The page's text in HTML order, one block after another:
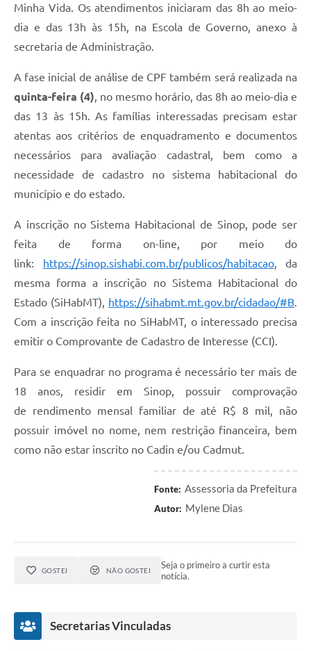
Minha Vida. Os atendimentos iniciaram das 8h ao meio-
dia e das 13h às 15h, na Escola de Governo, anexo à
secretaria de Administração.
A fase inicial de análise de CPF também será realizada na
quinta-feira (4), no mesmo horário, das 8h ao meio-dia e
das 13 às 15h. As famílias interessadas precisam estar
atentas aos critérios de enquadramento e documentos
necessários para avaliação cadastral, bem como a
necessidade de cadastro no sistema habitacional do
município e do estado.
A inscrição no Sistema Habitacional de Sinop, pode ser
feita de forma on-line, por meio do
link: https://sinop.sishabi.com.br/publicos/habitacao, da
mesma forma a inscrição no Sistema Habitacional do
Estado (SiHabMT), https://sihabmt.mt.gov.br/cidadao/#B.
Com a inscrição feita no SiHabMT, o interessado precisa
emitir o Comprovante de Cadastro de Interesse (CCI).
Para se enquadrar no programa é necessário ter mais de
18 anos, residir em Sinop, possuir comprovação
de rendimento mensal familiar de até R$ 8 mil, não
possuir imóvel no nome, nem restrição financeira, bem
como não estar inscrito no Cadin e/ou Cadmut.
Fonte: Assessoria da Prefeitura
Autor: Mylene Dias
GOSTEI NÃO GOSTEI
Seja o primeiro a curtir esta
notícia.
Secretarias Vinculadas